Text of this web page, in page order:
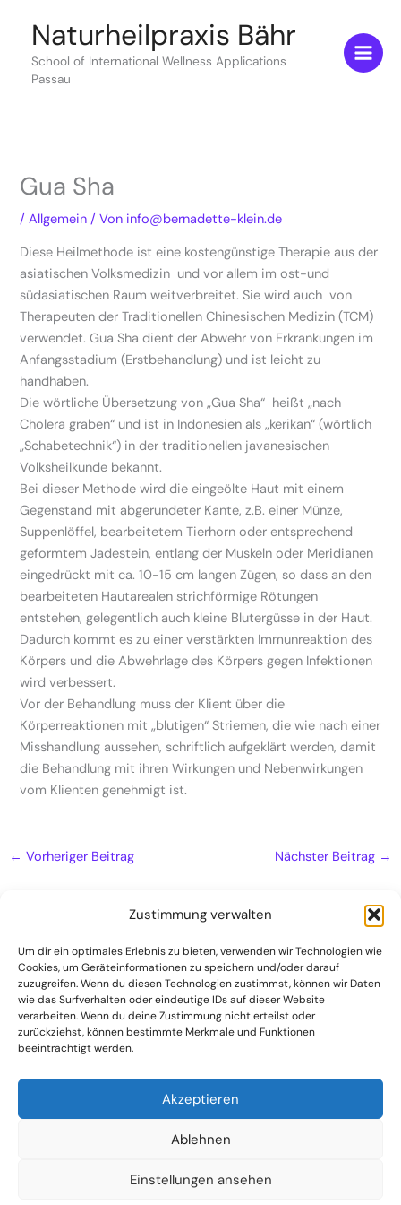
Zustimmung verwalten
Um dir ein optimales Erlebnis zu bieten, verwenden wir Technologien wie
Cookies, um Geräteinformationen zu speichern und/oder darauf
zuzugreifen. Wenn du diesen Technologien zustimmst, können wir Daten
wie das Surfverhalten oder eindeutige IDs auf dieser Website
verarbeiten. Wenn du deine Zustimmung nicht erteilst oder
zurückziehst, können bestimmte Merkmale und Funktionen
beeinträchtigt werden.
Akzeptieren
Ablehnen
Einstellungen ansehen
springenNaturheilpraxis Bähr
School of International Wellness Applications
Passau
Gua Sha
/Allgemein / Von info@bernadette-klein.de
Diese Heilmethode ist eine kostengünstige Therapie aus der
asiatischen Volksmedizin und vor allem im ost-und
südasiatischen Raum weitverbreitet. Sie wird auch von
Therapeuten der Traditionellen Chinesischen Medizin (TCM)
verwendet. Gua Sha dient der Abwehr von Erkrankungen im
Anfangsstadium (Erstbehandlung) und ist leicht zu
handhaben.
Die wörtliche Übersetzung von „Gua Sha“ heißt „nach
Cholera graben“ und ist in Indonesien als „kerikan“ (wörtlich
„Schabetechnik“) in der traditionellen javanesischen
Volksheilkunde bekannt.
Bei dieser Methode wird die eingeölte Haut mit einem
Gegenstand mit abgerundeter Kante, z.B. einer Münze,
Suppenlöffel, bearbeitetem Tierhorn oder entsprechend
geformtem Jadestein, entlang der Muskeln oder Meridianen
eingedrückt mit ca. 10-15 cm langen Zügen, so dass an den
bearbeiteten Hautarealen strichförmige Rötungen
entstehen, gelegentlich auch kleine Blutergüsse in der Haut.
Dadurch kommt es zu einer verstärkten Immunreaktion des
Körpers und die Abwehrlage des Körpers gegen Infektionen
wird verbessert.
Vor der Behandlung muss der Klient über die
Körperreaktionen mit „blutigen“ Striemen, die wie nach einer
Misshandlung aussehen, schriftlich aufgeklärt werden, damit
die Behandlung mit ihren Wirkungen und Nebenwirkungen
vom Klienten genehmigt ist.
← Vorheriger Beitrag Nächster Beitrag →
Naturheilpraxis
Kontakt
Datenschutzerklärung
(C) 2024 Dr. Harald und Sabine Bähr